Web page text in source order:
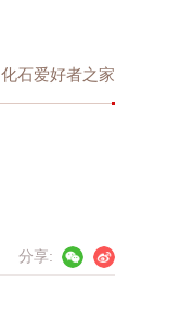
化石爱好者之家
分享: